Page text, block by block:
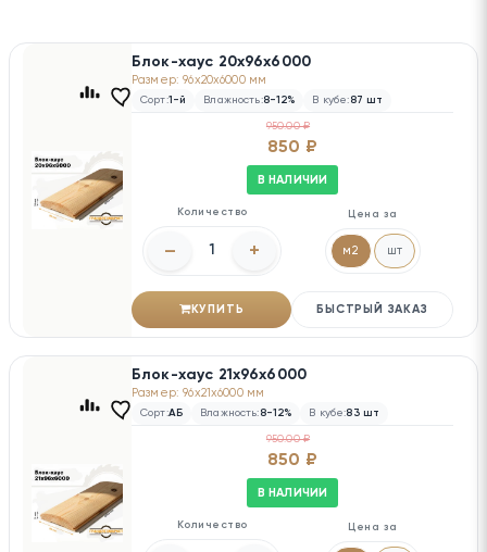
Блок-хаус 20х96х6000
Размер: 96x20x6000 мм
Сорт:1-й Влажность:8-12% В кубе: 87 шт
950.00 ₽
850 ₽
В НАЛИЧИИ
Количество
– +
Цена за
м2 шт
КУПИТЬ БЫСТРЫЙ ЗАКАЗ
Блок-хаус 21х96х6000
Размер: 96x21x6000 мм
Сорт:АБ Влажность: 8-12% В кубе:83 шт
950.00 ₽
850 ₽
В НАЛИЧИИ
Количество Цена за